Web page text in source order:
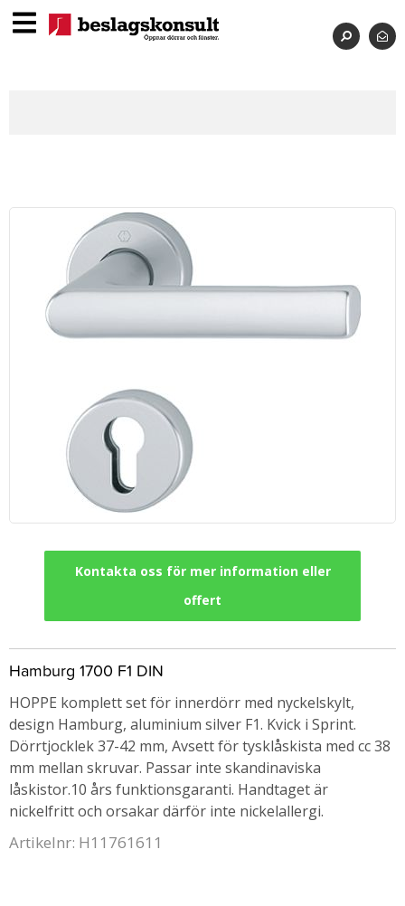
Kontakta oss för mer information eller
offert
Hamburg 1700 F1 DIN
HOPPE komplett set för innerdörr med nyckelskylt,
design Hamburg, aluminium silver F1. Kvick i Sprint.
Dörrtjocklek 37-42 mm, Avsett för tysklåskista med cc 38
mm mellan skruvar. Passar inte skandinaviska
låskistor.10 års funktionsgaranti. Handtaget är
nickelfritt och orsakar därför inte nickelallergi.
Artikelnr: H11761611